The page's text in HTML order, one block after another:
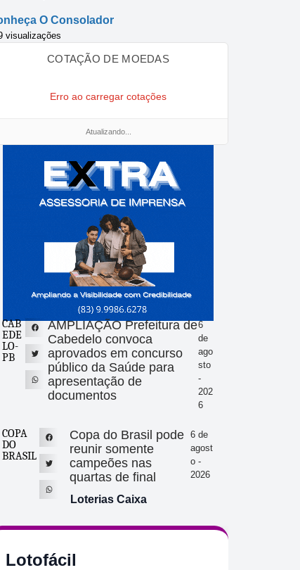
O Consolador
visualizações
COTAÇÃO DE MOEDAS
Erro ao carregar cotações
Atualizando...
CAB
EDE
LO-
PB
AMPLIAÇÃO Prefeitura de
Cabedelo convoca
aprovados em concurso
público da Saúde para
apresentação de
documentos
6
de
ago
sto
-
202
6
COPA
DO
BRASIL
Copa do Brasil pode
reunir somente
campeões nas
quartas de final
6 de
agost
o -
2026
Loterias Caixa
Lotofácil